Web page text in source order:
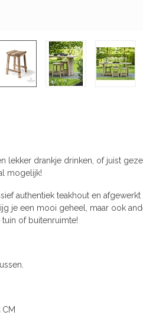
lekker drankje drinken, of juist
mogelijk!
authentiek teakhout en
je een mooi geheel, maar ook
of buitenruimte!